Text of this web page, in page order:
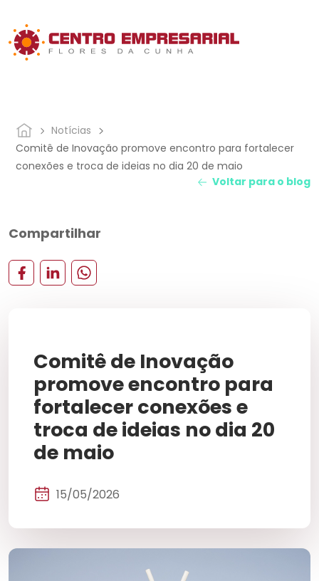
Notícias
Comitê de Inovação promove encontro para fortalecer
conexões e troca de ideias no dia 20 de maio
Voltar para o blog
Compartilhar
Comitê de Inovação
promove encontro para
fortalecer conexões e
troca de ideias no dia 20
de maio
15/05/2026